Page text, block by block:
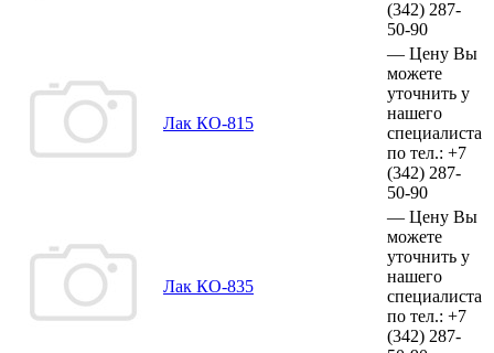
(342) 287-
50-90
Лак КО-815
— Цену Вы
можете
уточнить у
нашего
специалиста
по тел.: +7
(342) 287-
50-90
Лак КО-835
— Цену Вы
можете
уточнить у
нашего
специалиста
по тел.: +7
(342) 287-